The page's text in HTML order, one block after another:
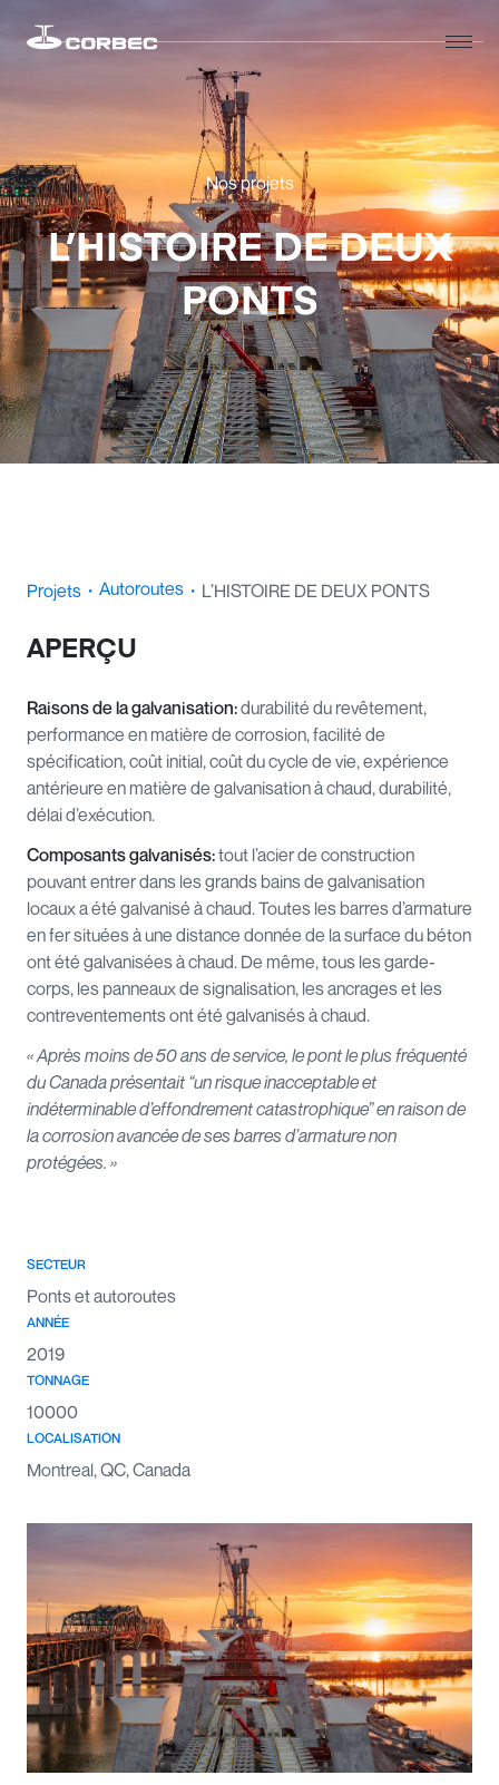
Nos projets
L’HISTOIRE DE DEUX
PONTS
Projets ・ Autoroutes ・ L’HISTOIRE DE DEUX PONTS
APERÇU
Raisons de la galvanisation:durabilité du revêtement,
performance en matière de corrosion, facilité de
spécification, coût initial, coût du cycle de vie, expérience
antérieure en matière de galvanisation à chaud, durabilité,
délai d’exécution.
Composants galvanisés:tout l’acier de construction
pouvant entrer dans les grands bains de galvanisation
locaux a été galvanisé à chaud. Toutes les barres d’armature
en fer situées à une distance donnée de la surface du béton
ont été galvanisées à chaud. De même, tous les garde-
corps, les panneaux de signalisation, les ancrages et les
contreventements ont été galvanisés à chaud.
« Après moins de 50 ans de service, le pont le plus fréquenté
du Canada présentait “un risque inacceptable et
indéterminable d’effondrement catastrophique” en raison de
la corrosion avancée de ses barres d’armature non
protégées. »
SECTEUR
Ponts et autoroutes
ANNÉE
2019
TONNAGE
10000
LOCALISATION
Montreal, QC, Canada